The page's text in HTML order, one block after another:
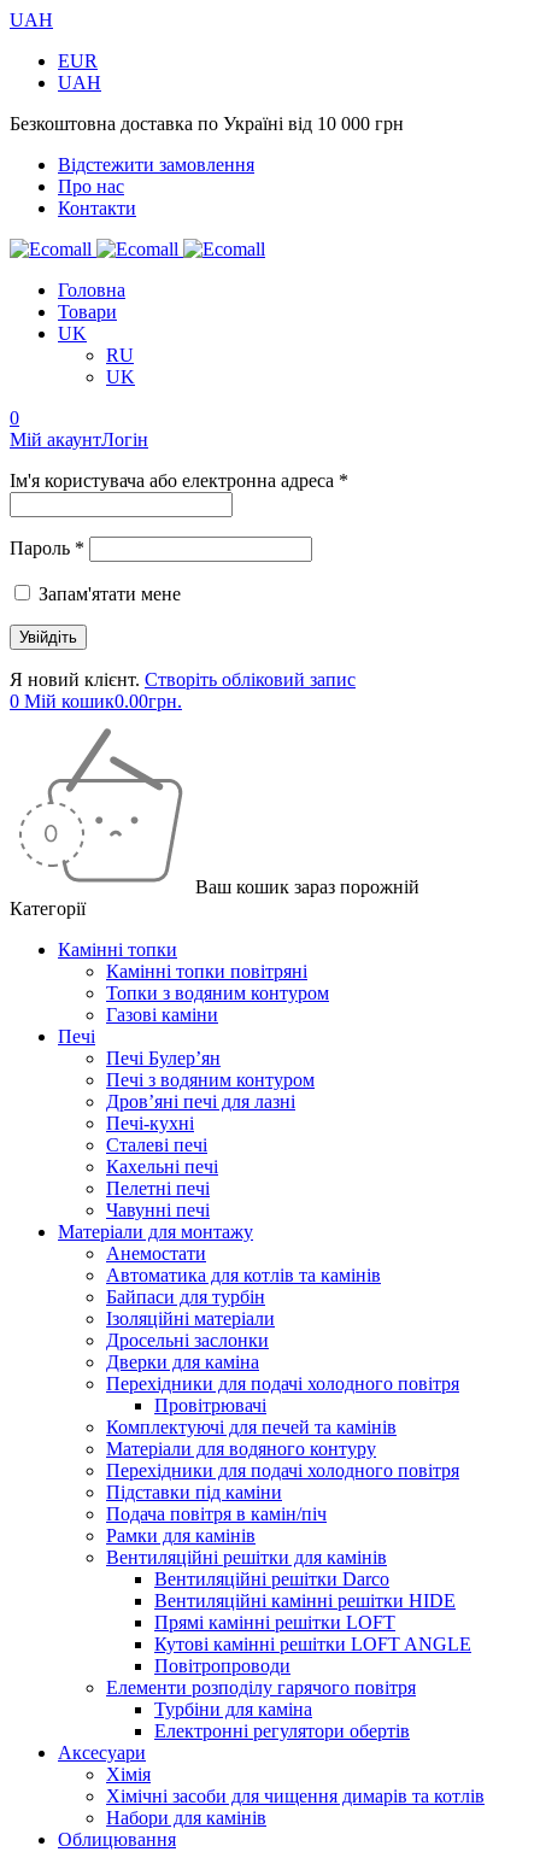
UAH
EUR
UAH
Безкоштовна доставка по Україні від 10 000 грн
Відстежити замовлення
Про нас
Контакти
Головна
Товари
UK
RU
UK
0
Мій акаунтЛогін
Ім'я користувача або електронна адреса *
Пароль *
Запам'ятати мене
Я новий клієнт. Створіть обліковий запис
0 Мій кошик0.00грн.
Ваш кошик зараз порожній
Категорії
Камінні топки
Камінні топки повітряні
Топки з водяним контуром
Газові каміни
Печі
Печі Булер’ян
Печі з водяним контуром
Дров’яні печі для лазні
Печі-кухні
Сталеві печі
Кахельні печі
Пелетні печі
Чавунні печі
Матеріали для монтажу
Анемостати
Автоматика для котлів та камінів
Байпаси для турбін
Ізоляційні матеріали
Дросельні заслонки
Дверки для каміна
Перехідники для подачі холодного повітря
Провітрювачі
Комплектуючі для печей та камінів
Матеріали для водяного контуру
Перехідники для подачі холодного повітря
Підставки під каміни
Подача повітря в камін/піч
Рамки для камінів
Вентиляційні решітки для камінів
Вентиляційні решітки Darco
Вентиляційні камінні решітки HIDE
Прямі камінні решітки LOFT
Кутові камінні решітки LOFT ANGLE
Повітропроводи
Елементи розподілу гарячого повітря
Турбіни для каміна
Електронні регулятори обертів
Аксесуари
Хімія
Хімічні засоби для чищення димарів та котлів
Набори для камінів
Облицювання